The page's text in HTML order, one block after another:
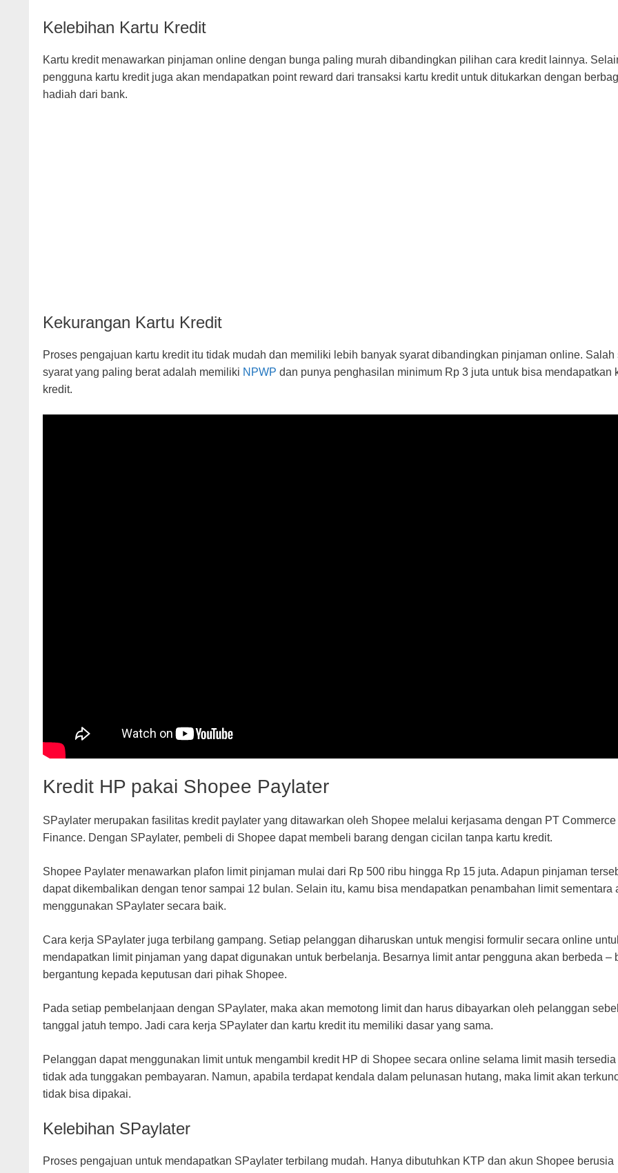
Kelebihan Kartu Kredit
Kartu kredit menawarkan pinjaman online dengan bunga paling murah dibandingkan pilihan cara kredit lainnya.
pengguna kartu kredit juga akan mendapatkan point reward dari transaksi kartu kredit untuk ditukarkan dengan
hadiah dari bank.
Kekurangan Kartu Kredit
Proses pengajuan kartu kredit itu tidak mudah dan memiliki lebih banyak syarat dibandingkan pinjaman online. Salah
syarat yang paling berat adalah memiliki NPWP dan punya penghasilan minimum Rp 3 juta untuk bisa mendapatkan
kredit.
Kredit HP pakai Shopee Paylater
SPaylater merupakan fasilitas kredit paylater yang ditawarkan oleh Shopee melalui kerjasama dengan PT Commerce
Finance. Dengan SPaylater, pembeli di Shopee dapat membeli barang dengan cicilan tanpa kartu kredit.
Shopee Paylater menawarkan plafon limit pinjaman mulai dari Rp 500 ribu hingga Rp 15 juta. Adapun pinjaman
dapat dikembalikan dengan tenor sampai 12 bulan. Selain itu, kamu bisa mendapatkan penambahan limit sementara
menggunakan SPaylater secara baik.
Cara kerja SPaylater juga terbilang gampang. Setiap pelanggan diharuskan untuk mengisi formulir secara online
mendapatkan limit pinjaman yang dapat digunakan untuk berbelanja. Besarnya limit antar pengguna akan berbeda –
bergantung kepada keputusan dari pihak Shopee.
Pada setiap pembelanjaan dengan SPaylater, maka akan memotong limit dan harus dibayarkan oleh pelanggan
tanggal jatuh tempo. Jadi cara kerja SPaylater dan kartu kredit itu memiliki dasar yang sama.
Pelanggan dapat menggunakan limit untuk mengambil kredit HP di Shopee secara online selama limit masih tersedia
tidak ada tunggakan pembayaran. Namun, apabila terdapat kendala dalam pelunasan hutang, maka limit akan
tidak bisa dipakai.
Kelebihan SPaylater
Proses pengajuan untuk mendapatkan SPaylater terbilang mudah. Hanya dibutuhkan KTP dan akun Shopee berusia